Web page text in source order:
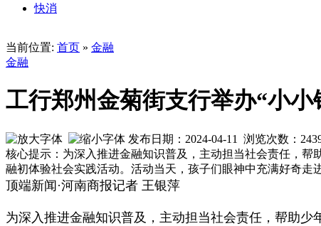
快消
当前位置: 首页 » 金融
金融
工行郑州金菊街支行举办“小
发布日期：2024-04-11 浏览次数：
核心提示：为深入推进金融知识普及，主动担当社会责任，
融初体验社会实践活动。活动当天，孩子们眼神中充满好奇走
顶端新闻·河南商报记者 王银萍
为深入推进金融知识普及，主动担当社会责任，帮助